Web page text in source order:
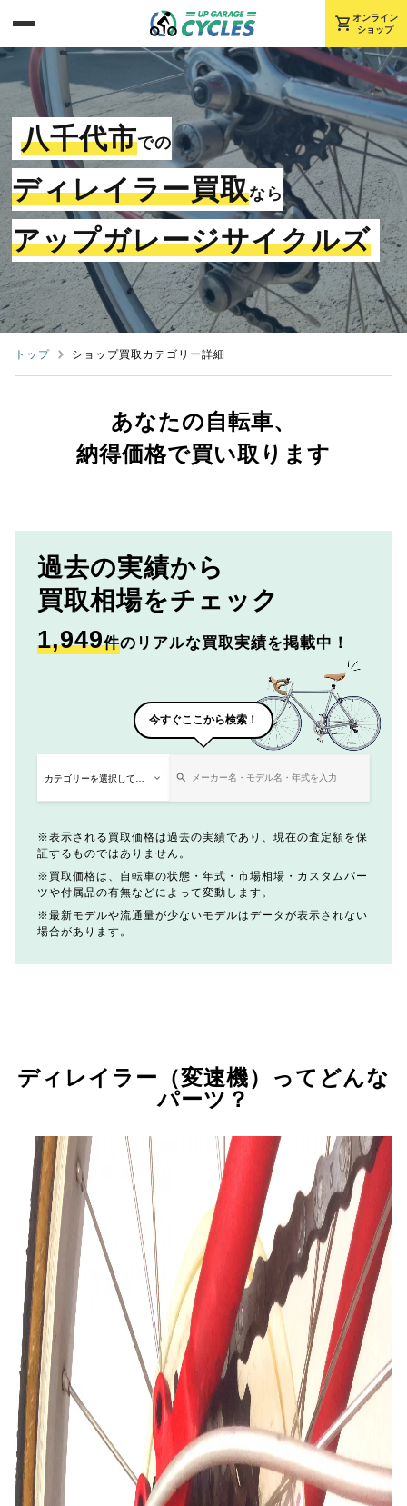
shopping_cart オンライン
ショップ
八千代市での
ディレイラー買取なら
アップガレージサイクルズ
トップ ショップ買取カテゴリー詳細
あなたの自転車、
納得価格で買い取ります
過去の実績から
買取相場をチェック
1,949件のリアルな買取実績を掲載中！
今すぐここから検索！
表示される買取価格は過去の実績であり、現在の査定額を保
証するものではありません。
買取価格は、自転車の状態・年式・市場相場・カスタムパー
ツや付属品の有無などによって変動します。
最新モデルや流通量が少ないモデルはデータが表示されない
場合があります。
ディレイラー（変速機）ってどんな
パーツ？